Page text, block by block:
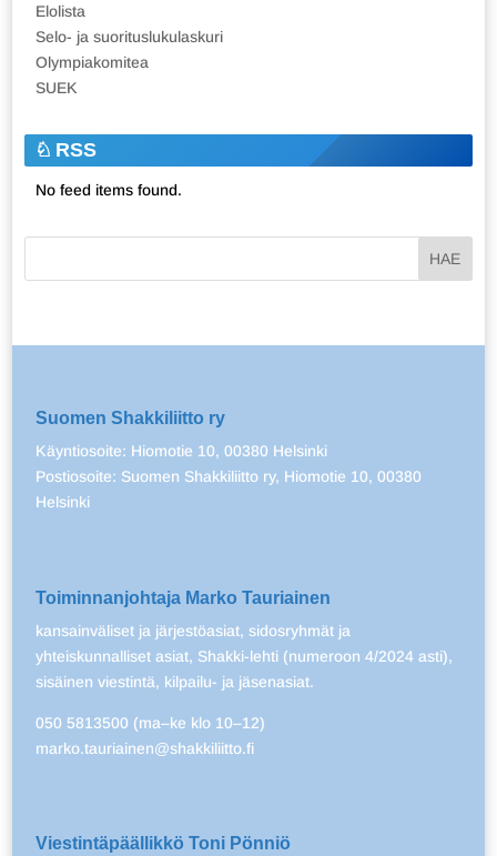
Elolista
Selo- ja suorituslukulaskuri
Olympiakomitea
SUEK
RSS
No feed items found.
Suomen Shakkiliitto ry
Käyntiosoite: Hiomotie 10, 00380 Helsinki
Postiosoite: Suomen Shakkiliitto ry, Hiomotie 10, 00380
Helsinki
Toiminnanjohtaja Marko Tauriainen
kansainväliset ja järjestöasiat, sidosryhmät ja
yhteiskunnalliset asiat, Shakki-lehti (numeroon 4/2024 asti),
sisäinen viestintä, kilpailu- ja jäsenasiat.
050 5813500 (ma–ke klo 10–12)
marko.tauriainen@shakkiliitto.fi
Viestintäpäällikkö Toni Pönniö